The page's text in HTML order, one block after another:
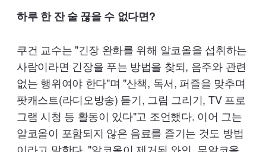
하루 한 잔 술 끊을 수 없다면?
쿠건 교수는 "긴장 완화를 위해 알코올을 섭취하는
사람이라면 긴장을 푸는 방법을 찾되, 음주와 관련
없는 행위여야 한다"며 "산책, 독서, 퍼즐을 맞추며
팟캐스트(라디오방송) 듣기, 그림 그리기, TV프로
그램 시청 등 활동이 있다"고 조언했다. 이어 그는
알코올이 포함되지 않은 음료를 즐기는 것도 방법